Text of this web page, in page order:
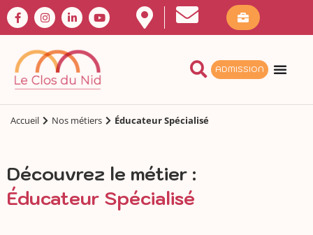
ADMISSION
Accueil Nos métiers Éducateur Spécialisé
Découvrez le métier :
Éducateur Spécialisé